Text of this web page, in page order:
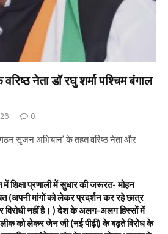
नेता डॉ रघु शर्मा पश्चिम बंगाल
0
सृजन अभियान’ के तहत वरिष्ठ नेता और
में शिक्षा प्रणाली में सुधार की जरूरत- मोहन
(अपनी मांगों को लेकर प्रदर्शन कर रहे छात्र
विरोधी नहीं है। ) देश के अलग-अलग हिस्सों में
को लेकर जेन जी (नई पीढ़ी) के बढ़ते विरोध के